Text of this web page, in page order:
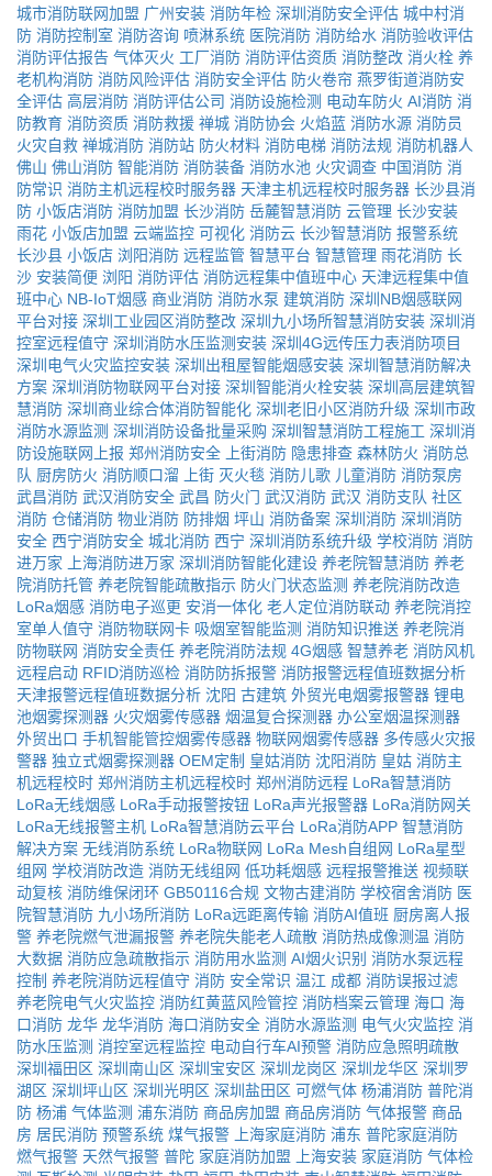
城市消防联网加盟 广州安装 消防年检 深圳消防安全评估 城中村消
防 消防控制室 消防咨询 喷淋系统 医院消防 消防给水 消防验收评估
消防评估报告 气体灭火 工厂消防 消防评估资质 消防整改 消火栓 养
老机构消防 消防风险评估 消防安全评估 防火卷帘 燕罗街道消防安
全评估 高层消防 消防评估公司 消防设施检测 电动车防火 AI消防 消
防教育 消防资质 消防救援 禅城 消防协会 火焰蓝 消防水源 消防员
火灾自救 禅城消防 消防站 防火材料 消防电梯 消防法规 消防机器人
佛山 佛山消防 智能消防 消防装备 消防水池 火灾调查 中国消防 消
防常识 消防主机远程校时服务器 天津主机远程校时服务器 长沙县消
防 小饭店消防 消防加盟 长沙消防 岳麓智慧消防 云管理 长沙安装
雨花 小饭店加盟 云端监控 可视化 消防云 长沙智慧消防 报警系统
长沙县 小饭店 浏阳消防 远程监管 智慧平台 智慧管理 雨花消防 长
沙 安装简便 浏阳 消防评估 消防远程集中值班中心 天津远程集中值
班中心 NB-IoT烟感 商业消防 消防水泵 建筑消防 深圳NB烟感联网
平台对接 深圳工业园区消防整改 深圳九小场所智慧消防安装 深圳消
控室远程值守 深圳消防水压监测安装 深圳4G远传压力表消防项目
深圳电气火灾监控安装 深圳出租屋智能烟感安装 深圳智慧消防解决
方案 深圳消防物联网平台对接 深圳智能消火栓安装 深圳高层建筑智
慧消防 深圳商业综合体消防智能化 深圳老旧小区消防升级 深圳市政
消防水源监测 深圳消防设备批量采购 深圳智慧消防工程施工 深圳消
防设施联网上报 郑州消防安全 上街消防 隐患排查 森林防火 消防总
队 厨房防火 消防顺口溜 上街 灭火毯 消防儿歌 儿童消防 消防泵房
武昌消防 武汉消防安全 武昌 防火门 武汉消防 武汉 消防支队 社区
消防 仓储消防 物业消防 防排烟 坪山 消防备案 深圳消防 深圳消防
安全 西宁消防安全 城北消防 西宁 深圳消防系统升级 学校消防 消防
进万家
上海消防进万家 深圳消防智能化建设 养老院智慧消防 养老
院消防托管 养老院智能疏散指示 防火门状态监测 养老院消防改造
LoRa烟感 消防电子巡更 安消一体化 老人定位消防联动 养老院消控
室单人值守 消防物联网卡 吸烟室智能监测 消防知识推送 养老院消
防物联网 消防安全责任 养老院消防法规 4G烟感 智慧养老 消防风机
远程启动 RFID消防巡检 消防防拆报警 消防报警远程值班数据分析
天津报警远程值班数据分析 沈阳 古建筑 外贸光电烟雾报警器 锂电
池烟雾探测器 火灾烟雾传感器 烟温复合探测器 办公室烟温探测器
外贸出口 手机智能管控烟雾传感器 物联网烟雾传感器 多传感火灾报
警器 独立式烟雾探测器 OEM定制 皇姑消防 沈阳消防 皇姑 消防主
机远程校时 郑州消防主机远程校时 郑州消防远程 LoRa智慧消防
LoRa无线烟感 LoRa手动报警按钮 LoRa声光报警器 LoRa消防网关
LoRa无线报警主机 LoRa智慧消防云平台 LoRa消防APP 智慧消防
解决方案 无线消防系统 LoRa物联网 LoRa Mesh自组网 LoRa星型
组网 学校消防改造 消防无线组网 低功耗烟感 远程报警推送 视频联
动复核 消防维保闭环 GB50116合规 文物古建消防 学校宿舍消防 医
院智慧消防 九小场所消防 LoRa远距离传输 消防AI值班 厨房离人报
警 养老院燃气泄漏报警 养老院失能老人疏散 消防热成像测温 消防
大数据 消防应急疏散指示 消防用水监测 AI烟火识别 消防水泵远程
控制 养老院消防远程值守 消防 安全常识 温江 成都 消防误报过滤
养老院电气火灾监控 消防红黄蓝风险管控 消防档案云管理 海口 海
口消防 龙华 龙华消防 海口消防安全 消防水源监测 电气火灾监控 消
防水压监测 消控室远程监控 电动自行车AI预警 消防应急照明疏散
深圳福田区 深圳南山区 深圳宝安区 深圳龙岗区 深圳龙华区 深圳罗
湖区 深圳坪山区 深圳光明区 深圳盐田区 可燃气体 杨浦消防 普陀消
防 杨浦 气体监测 浦东消防 商品房加盟 商品房消防 气体报警 商品
房 居民消防 预警系统 煤气报警 上海家庭消防 浦东 普陀家庭消防
燃气报警 天然气报警 普陀 家庭消防加盟 上海安装 家庭消防 气体检